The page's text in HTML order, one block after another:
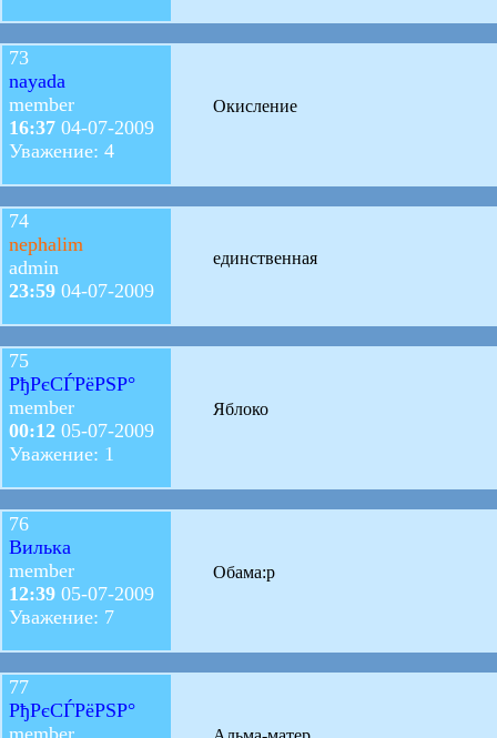
73
nayada
member
16:37 04-07-2009
Уважение: 4
Окисление
74
nephalim
admin
23:59 04-07-2009
единственная
75
РђРєСЃРёРЅР°
member
00:12 05-07-2009
Уважение: 1
Яблоко
76
Вилька
member
12:39 05-07-2009
Уважение: 7
Обама:p
77
РђРєСЃРёРЅР°
member